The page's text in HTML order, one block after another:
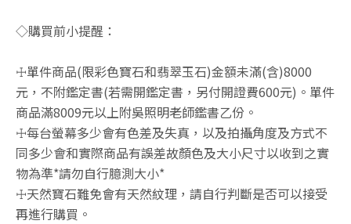
◇購買前小提醒：
☩單件商品(限彩色寶石和翡翠玉石)金額未滿(含)8000
元，不附鑑定書(若需開鑑定書，另付開證費600元)。單件
商品滿8009元以上附吳照明老師鑑書乙份。
☩每台螢幕多少會有色差及失真，以及拍攝角度及方式不
同多少會和實際商品有誤差故顏色及大小尺寸以收到之實
物為準*請勿自行臆測大小*
☩天然寶石難免會有天然紋理，請自行判斷是否可以接受
再進行購買。